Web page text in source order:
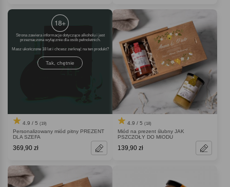
Strona zawiera informacje dotyczące alkoholu i jest
przeznaczona wyłącznie dla osób pełnoletnich.
Masz ukończone 18 lat i chcesz zerknąć na ten produkt
Tak, chętnie
4.9 / 5 (19)
Personalizowany miód pitny PREZENT
DLA SZEFA
369,90 zł
4.9 / 5 (18)
Miód na prezent ślubny JAK
PSZCZOŁY DO MIODU
139,90 zł